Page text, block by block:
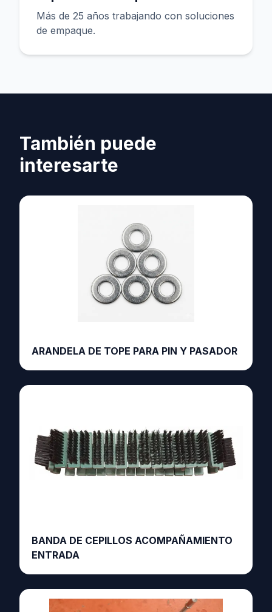
Más de 25 años trabajando con soluciones
de empaque.
También puede
interesarte
ARANDELA DE TOPE PARA PIN Y PASADOR
BANDA DE CEPILLOS ACOMPAÑAMIENTO
ENTRADA